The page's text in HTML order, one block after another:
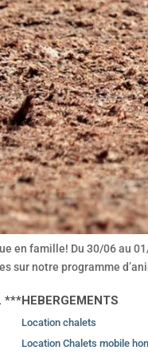
en famille! Du 30/06 au
sur notre programme
***HEBERGEMENTS
Location chalets
Location Chalets mobile